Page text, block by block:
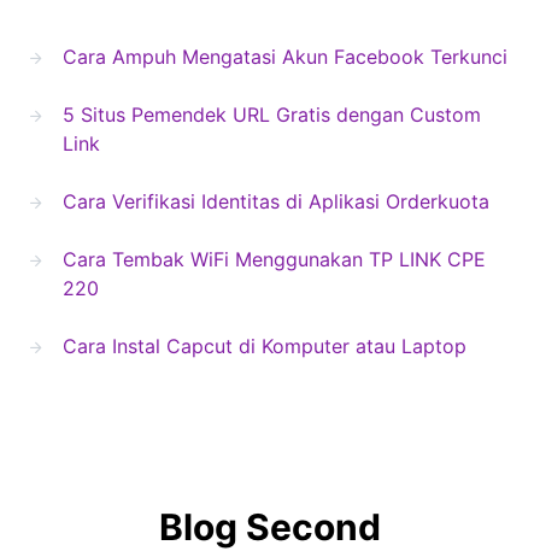
Cara Ampuh Mengatasi Akun Facebook Terkunci
5 Situs Pemendek URL Gratis dengan Custom
Link
Cara Verifikasi Identitas di Aplikasi Orderkuota
Cara Tembak WiFi Menggunakan TP LINK CPE
220
Cara Instal Capcut di Komputer atau Laptop
Blog Second